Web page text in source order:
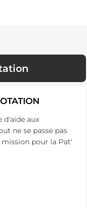
d'aide aux
ne se passe pas
pour la Pat'